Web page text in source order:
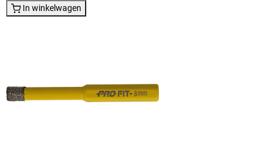
In winkelwagen